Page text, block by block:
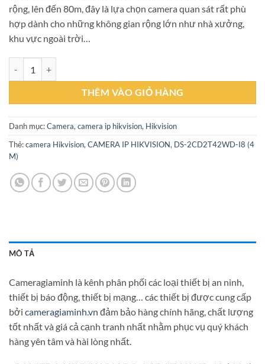
rộng, lên đến 80m, đây là lựa chọn camera quan sát rất phù
hợp dành cho những không gian rộng lớn như nhà xưởng,
khu vực ngoài trời…
THÊM VÀO GIỎ HÀNG
Danh mục:Camera,camera ip hikvision, Hikvision
Thẻ:camera Hikvision,CAMERA IP HIKVISION, DS-2CD2T42WD-I8 (4
M)
MÔ TẢ
Cameragiaminh là kênh phân phối các loại thiết bị an ninh,
thiết bị báo động, thiết bị mạng… các thiết bị được cung cấp
bởi cameragiaminh.vn đảm bảo hàng chính hãng, chất lượng
tốt nhất và giá cả cạnh tranh nhất nhằm phục vụ quý khách
hàng yên tâm và hài lòng nhất.